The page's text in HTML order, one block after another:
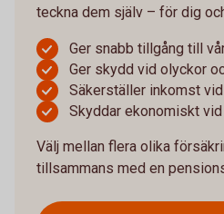
teckna dem själv – för dig
Ger snabb tillgång till
Ger skydd vid olyckor
Säkerställer inkomst
Skyddar ekonomiskt
Välj mellan flera olika
tillsammans med en